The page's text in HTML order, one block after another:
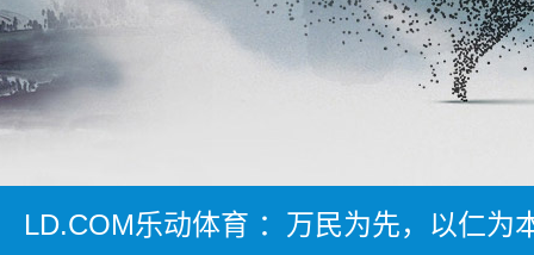
LD.COM乐动体育 ：万民为先，以仁为